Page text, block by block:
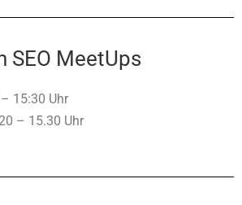
SEO MeetUps
15:30 Uhr
– 15.30 Uhr